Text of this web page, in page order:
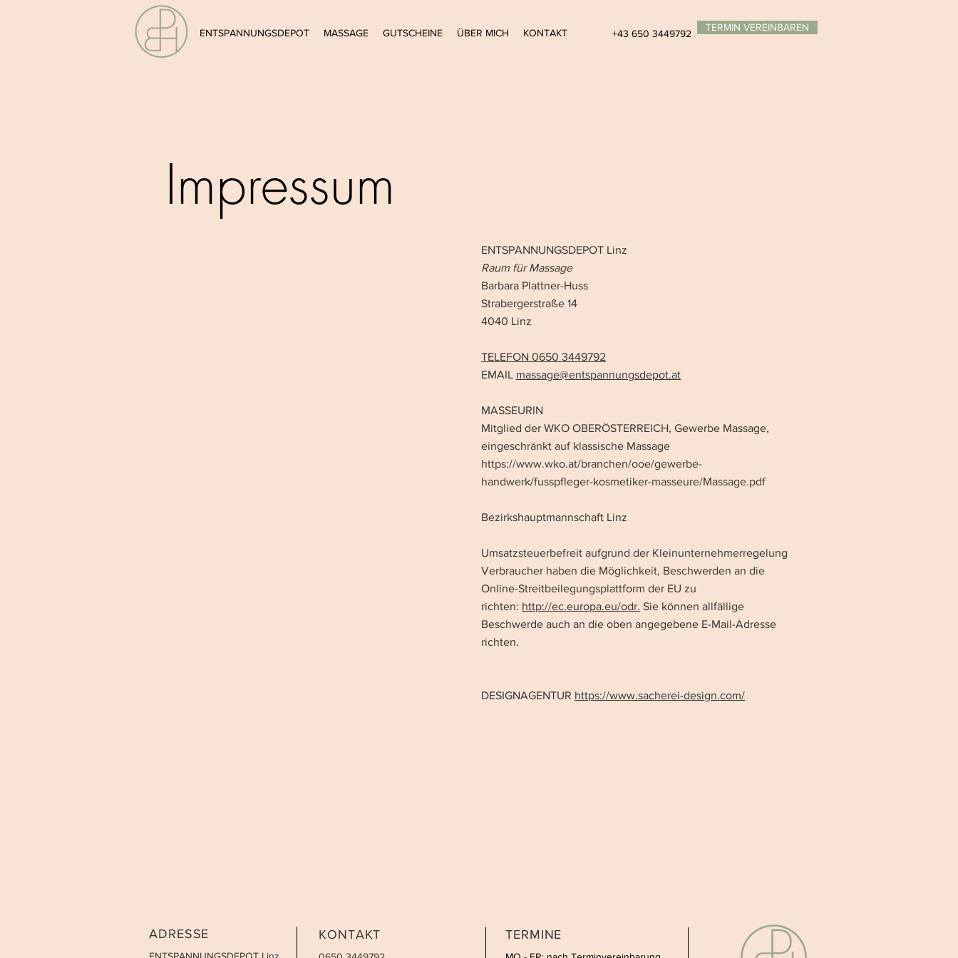
ENTSPANNUNGSDEPOT MASSAGE GUTSCHEINE ÜBER MICH KONTAKT +43 650 3449792
TERMIN VEREINBAREN
Impressum
ENTSPANNUNGSDEPOT Linz
Raum für Massage
Barbara Plattner-Huss
Strabergerstraße 14
4040 Linz
TELEFON 0650 3449792
EMAIL massage@entspannungsdepot.at
MASSEURIN
Mitglied der WKO OBERÖSTERREICH, Gewerbe Massage,
eingeschränkt auf klassische Massage
https://www.wko.at/branchen/ooe/gewerbe-
handwerk/fusspfleger-kosmetiker-masseure/Massage.pdf
Bezirkshauptmannschaft Linz
Umsatzsteuerbefreit aufgrund der Kleinunternehmerregelung
​Verbraucher haben die Möglichkeit, Beschwerden an die
Online-Streitbeilegungsplattform der EU zu
richten: http://ec.europa.eu/odr. Sie können allfällige
Beschwerde auch an die oben angegebene E-Mail-Adresse
richten.
DESIGNAGENTUR https://www.sacherei-design.com/
ADRESSE KONTAKT TERMINE